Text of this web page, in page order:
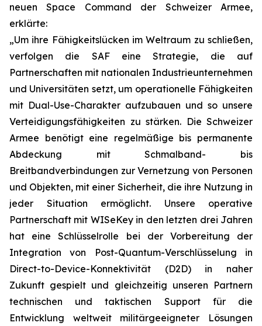
neuen Space Command der Schweizer Armee,
erklärte:
„Um ihre Fähigkeitslücken im Weltraum zu schließen,
verfolgen die SAF eine Strategie, die auf
Partnerschaften mit nationalen Industrieunternehmen
und Universitäten setzt, um operationelle Fähigkeiten
mit Dual-Use-Charakter aufzubauen und so unsere
Verteidigungsfähigkeiten zu stärken. Die Schweizer
Armee benötigt eine regelmäßige bis permanente
Abdeckung mit Schmalband- bis
Breitbandverbindungen zur Vernetzung von Personen
und Objekten, mit einer Sicherheit, die ihre Nutzung in
jeder Situation ermöglicht. Unsere operative
Partnerschaft mit WISeKey in den letzten drei Jahren
hat eine Schlüsselrolle bei der Vorbereitung der
Integration von Post-Quantum-Verschlüsselung in
Direct-to-Device-Konnektivität (D2D) in naher
Zukunft gespielt und gleichzeitig unseren Partnern
technischen und taktischen Support für die
Entwicklung weltweit militärgeeigneter Lösungen